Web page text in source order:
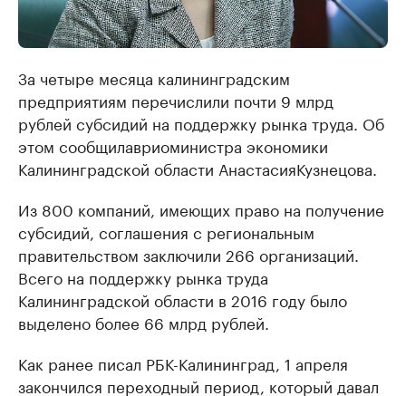
За четыре месяца калининградским
предприятиям перечислили почти 9 млрд
рублей субсидий на поддержку рынка труда. Об
этом сообщилавриоминистра экономики
Калининградской области АнастасияКузнецова
Из 800 компаний, имеющих право на получение
субсидий, соглашения с региональным
правительством заключили 266 организаций.
Всего на поддержку рынка труда
Калининградской области в 2016 году было
выделено более 66 млрд рублей.
Как ранее писал РБК-Калининград, 1 апреля
закончился переходный период, который давал